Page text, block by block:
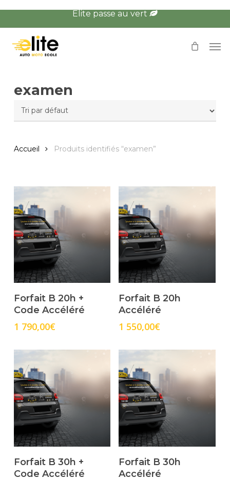
content
Élite passe au vert
examen
Accueil Produits identifiés “examen”
Select Options
Forfait B 20h +
Code Accéléré
1 790,00€
Select Options
Forfait B 20h
Accéléré
1 550,00€
Select Options
Forfait B 30h +
Code Accéléré
Select Options
Forfait B 30h
Accéléré